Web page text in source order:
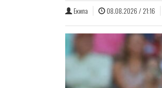
Екипа 08.08.2026 / 21:16